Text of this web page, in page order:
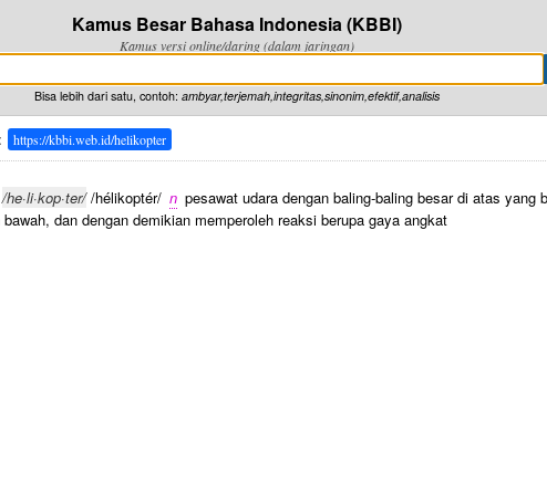
Kamus Besar Bahasa Indonesia (KBBI)
Kamus versi online/daring (dalam jaringan)
Bisa lebih dari satu, contoh: ambyar,terjemah,integritas,sinonim,efektif,analisis
https://kbbi.web.id/helikopter
/he·li·kop·ter//hélikoptér/ n pesawat udara dengan baling-baling besar di atas
dan dengan demikian memperoleh reaksi berupa gaya angkat